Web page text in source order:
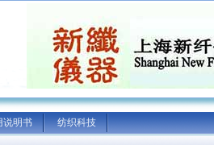
说明书
纺织科技